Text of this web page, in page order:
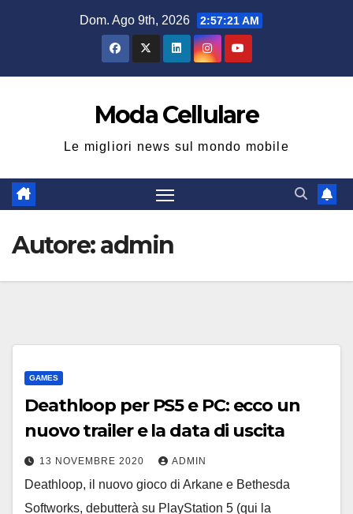
Dom. Ago 9th, 2026 2:57:22 AM
Moda Cellulare
Le migliori news sul mondo mobile
Autore:admin
GAMES
Deathloop per PS5 e PC: ecco un
nuovo trailer e la data di uscita
13 NOVEMBRE 2020 ADMIN
Deathloop, il nuovo gioco di Arkane e Bethesda
Softworks, debutterà su PlayStation 5 (qui la